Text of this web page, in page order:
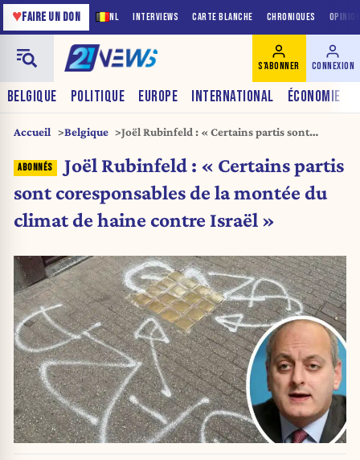
NL INTERVIEWS CARTE BLANCHE CHRONIQUES
♥FAIRE UN DON
BELGIQUE POLITIQUE EUROPE INTERNATIONAL ÉCONOMIE
S'ABONNER CONNEXION
Accueil Belgique
Joël Rubinfeld : « Certains partis sont
haine contre Israël »
Joël Rubinfeld : « Certains partis
sont coresponsables de la montée du
climat de haine contre Israël »